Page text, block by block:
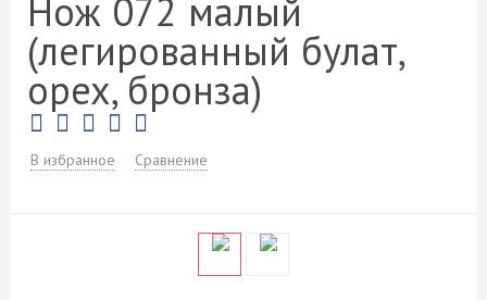
Нож 072 малый
(легированный булат,
орех, бронза)
В избранное Сравнение